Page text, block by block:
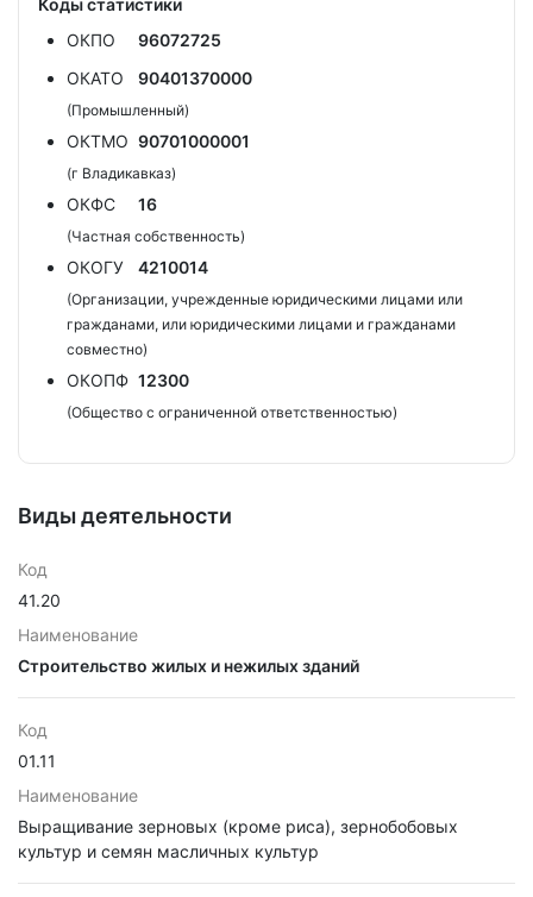
Коды статистики
ОКПО
96072725
ОКАТО
90401370000
(Промышленный)
ОКТМО 90701000001
(г Владикавказ)
ОКФС 16
(Частная собственность)
ОКОГУ 4210014
(Организации, учрежденные юридическими лицами или
гражданами, или юридическими лицами и гражданами
совместно)
ОКОПФ 12300
(Общество с ограниченной ответственностью)
Виды деятельности
Код
41.20
Наименование
Строительство жилых и нежилых зданий
Код
01.11
Наименование
Выращивание зерновых (кроме риса), зернобобовых
культур и семян масличных культур